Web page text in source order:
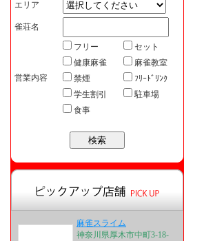
エリア
雀荘名
営業内容
フリー
セット
健康麻雀
麻雀教室
禁煙
ﾌﾘｰﾄﾞﾘﾝｸ
学生割引
駐車場
食事
麻雀スライム
神奈川県厚木市中町3-18-